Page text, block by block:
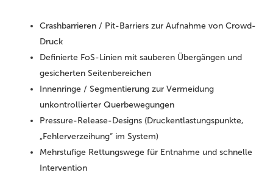
Crashbarrieren / Pit-Barriers zur Aufnahme von Crowd-
Druck
Definierte FoS-Linien mit sauberen Übergängen und
gesicherten Seitenbereichen
Innenringe / Segmentierung zur Vermeidung
unkontrollierter Querbewegungen
Pressure-Release-Designs (Druckentlastungspunkte,
„Fehlerverzeihung“ im System)
Mehrstufige Rettungswege für Entnahme und schnelle
Intervention